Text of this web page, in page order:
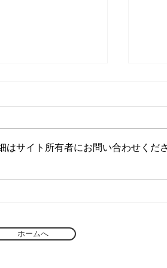
月）臨時休業の
令和
はサイト所有者にお問い合わせくださ
ホームへ